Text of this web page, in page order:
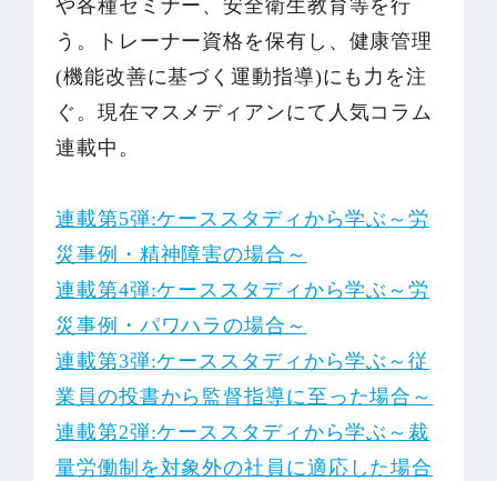
や各種セミナー、安全衛生教育等を行
う。トレーナー資格を保有し、健康管理
(機能改善に基づく運動指導)にも力を注
ぐ。現在マスメディアンにて人気コラム
連載中。
連載第5弾:ケーススタディから学ぶ～労
災事例・精神障害の場合～
連載第4弾:ケーススタディから学ぶ～労
災事例・パワハラの場合～
連載第3弾:ケーススタディから学ぶ～従
業員の投書から監督指導に至った場合～
連載第2弾:ケーススタディから学ぶ～裁
量労働制を対象外の社員に適応した場合